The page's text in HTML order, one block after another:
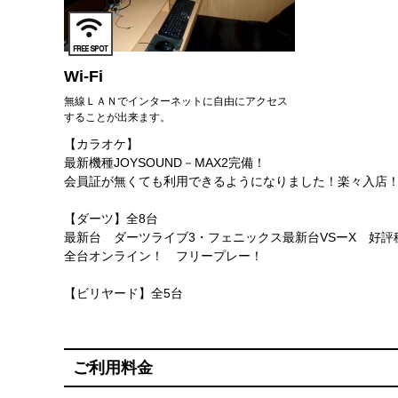
Wi-Fi
無線ＬＡＮでインターネットに自由にアクセス
することが出来ます。
【カラオケ】
最新機種JOYSOUND－MAX2完備！
会員証が無くても利用できるようになりました！楽々入店！
【ダーツ】全8台
最新台 ダーツライブ3・フェニックス最新台VSーX 好評
全台オンライン！ フリープレー！
【ビリヤード】全5台
ご利用料金